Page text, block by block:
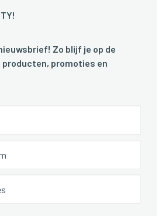
Zo blijf je op de
producten, promoties en